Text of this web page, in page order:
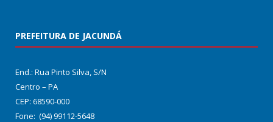
PREFEITURA DE JACUNDÁ
End.: Rua Pinto Silva, S/N
Centro – PA
CEP: 68590-000
Fone: (94) 99112-5648